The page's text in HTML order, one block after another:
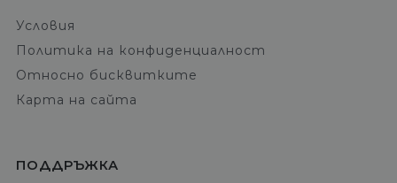
Условия
Политика на конфиденциалност
Относно бисквитките
Карта на сайта
ПОДДРЪЖКА